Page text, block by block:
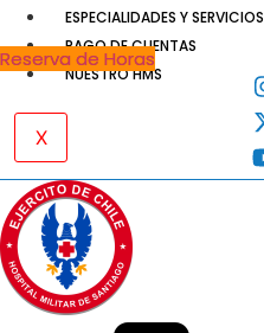
ESPECIALIDADES Y SERVICIOS
PAGO DE CUENTAS
NUESTRO HMS
X
Reserva de Horas